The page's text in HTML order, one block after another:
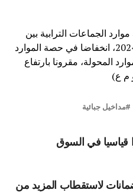
الجماعات الترابية بين
نهاية غشت 2023 ونهاية غشت 2024، انخفاضا في حصة الموارد
المحولة، مقرونا بارتفاع
م ع)
مداخيل جبائية
في السوق
لاستقطاب المزيد من